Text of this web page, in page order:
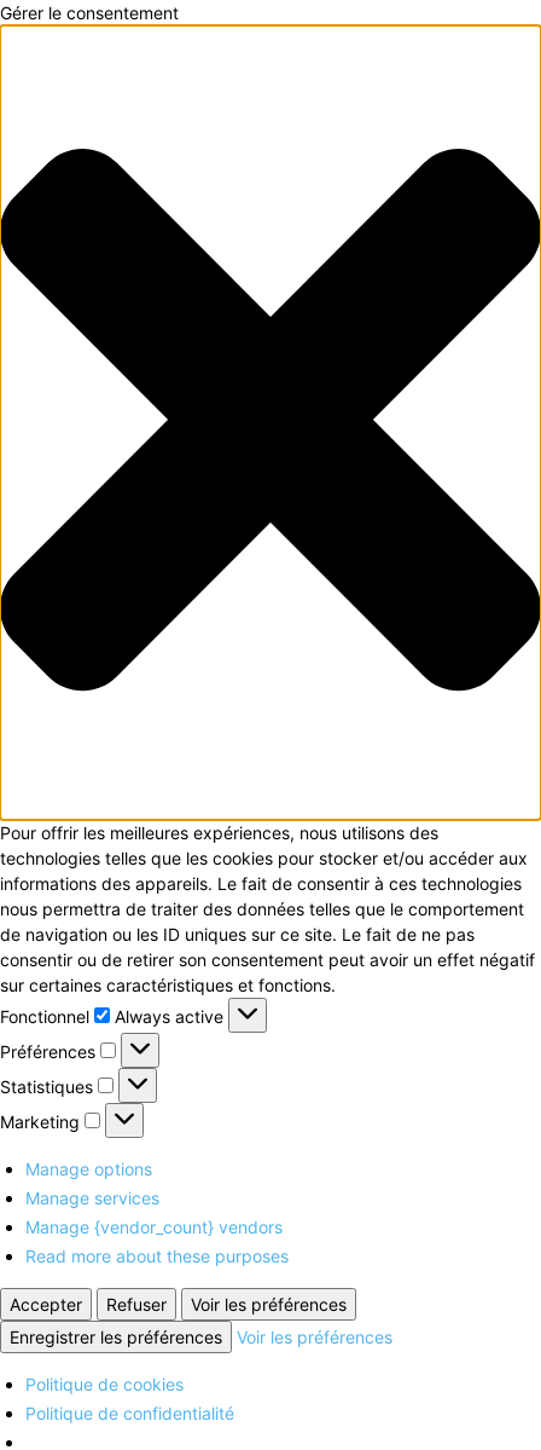
Gérer le consentement
Pour offrir les meilleures expériences, nous utilisons des
technologies telles que les cookies pour stocker et/ou accéder aux
informations des appareils. Le fait de consentir à ces technologies
nous permettra de traiter des données telles que le comportement
de navigation ou les ID uniques sur ce site. Le fait de ne pas
consentir ou de retirer son consentement peut avoir un effet négatif
sur certaines caractéristiques et fonctions.
Fonctionnel
Fonctionnel
Always active
Préférences
Préférences
Statistiques
Statistiques
Marketing
Marketing
Manage options
Manage services
Manage {vendor_count} vendors
Read more about these purposes
Accepter Refuser
Voir les préférences
Enregistrer les préférences
Voir les préférences
Politique de cookies
Politique de confidentialité